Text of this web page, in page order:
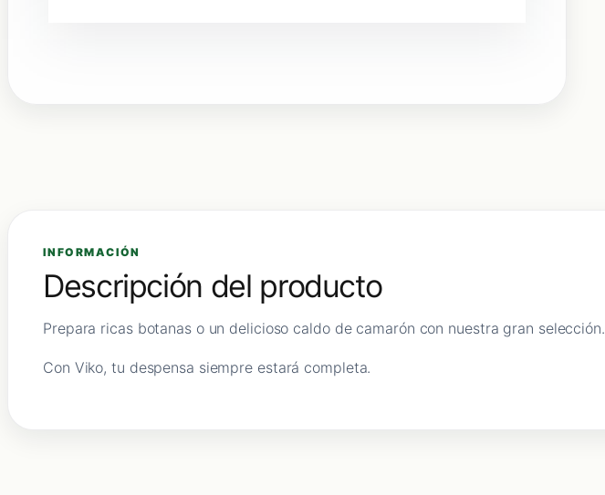
INFORMACIÓN
Descripción del producto
Prepara ricas botanas o un delicioso caldo de camarón con nuestra gran selección.
Con Viko, tu despensa siempre estará completa.